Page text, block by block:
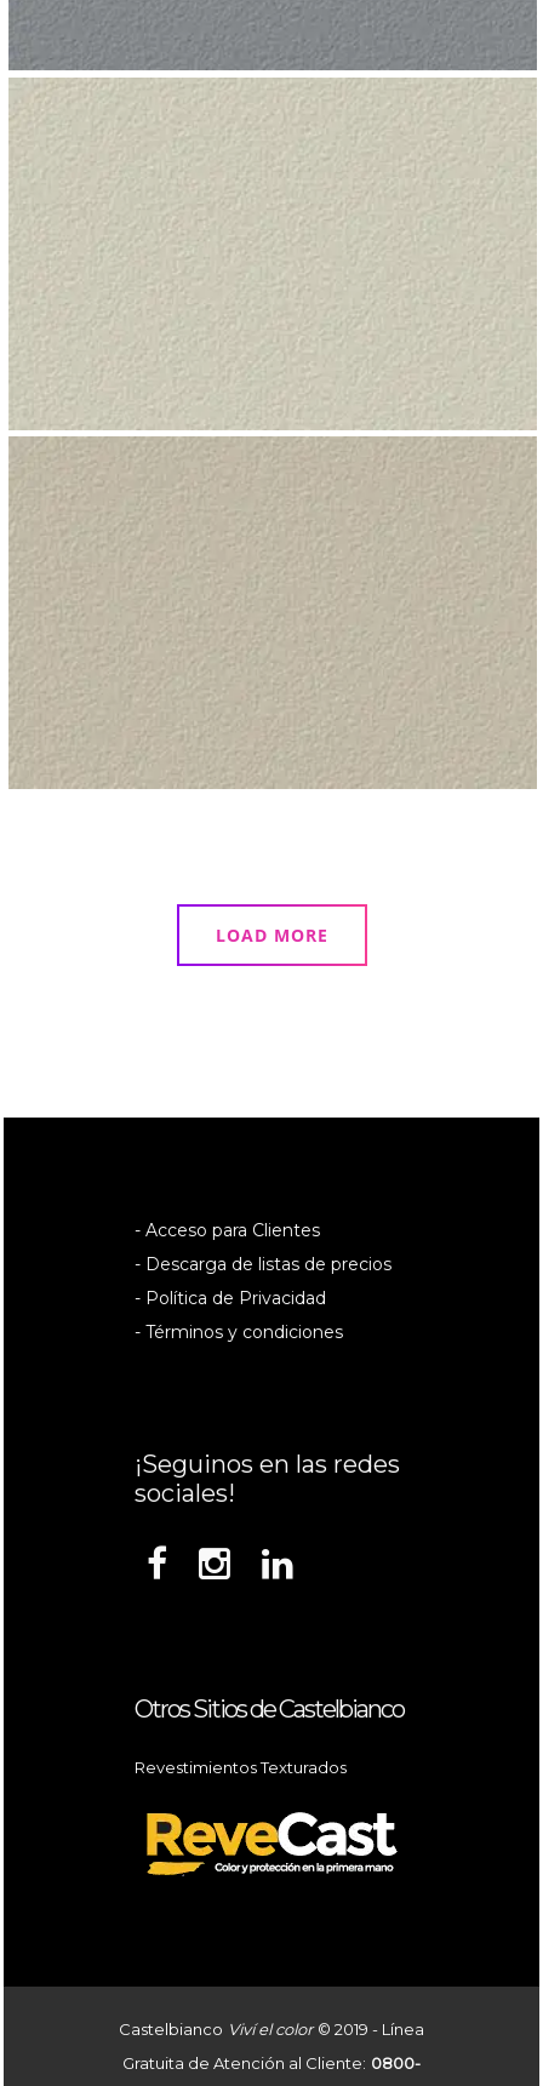
TORMENTA
GRÍS ARTÍSTICO
GRIS
LOAD MORE
- Acceso para Clientes
- Descarga de listas de precios
- Política de Privacidad
- Términos y condiciones
¡Seguinos en las redes
sociales!
Otros Sitios de Castelbianco
Revestimientos Texturados
Castelbianco Viví el color© 2019 - Línea
Gratuita de Atención al Cliente: 0800-